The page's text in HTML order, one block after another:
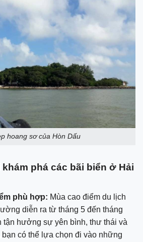
hoang sơ của Hòn Dấu
phá các bãi biển ở Hải
phù hợp: Mùa cao điểm du lịch
diễn ra từ tháng 5 đến tháng
tận hưởng sự yên bình, thư thái và
có thể lựa chọn đi vào những